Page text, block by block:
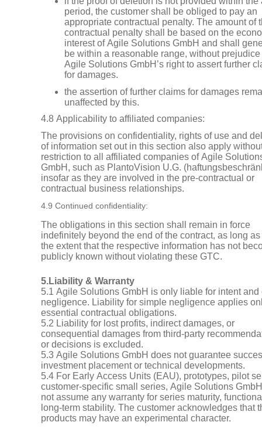
period, the customer shall be obliged to pay an
appropriate contractual penalty. The amount of
contractual penalty shall be based on the
interest of Agile Solutions GmbH and shall
be within a reasonable range, without prejudice
Agile Solutions GmbH’s right to assert further
for damages.
the assertion of further claims for damages
unaffected by this.
4.8 Applicability to affiliated companies:
The provisions on confidentiality, rights of use and
of information set out in this section also apply
restriction to all affiliated companies of Agile
GmbH, such as PlantoVision U.G.
insofar as they are involved in the pre-contractual or
contractual business relationships.
4.9 Continued confidentiality:
The obligations in this section shall remain in force
indefinitely beyond the end of the contract, as long
the extent that the respective information has not
publicly known without violating these GTC.
5.Liability & Warranty
5.1 Agile Solutions GmbH is only liable for intent and
negligence. Liability for simple negligence applies
essential contractual obligations.
5.2 Liability for lost profits, indirect damages, or
consequential damages from third-party
or decisions is excluded.
5.3 Agile Solutions GmbH does not guarantee
investment placement or technical developments.
5.4 For Early Access Units (EAU), prototypes, pilot
customer-specific small series, Agile Solutions
not assume any warranty for series maturity,
long-term stability. The customer acknowledges that
products may have an experimental character.